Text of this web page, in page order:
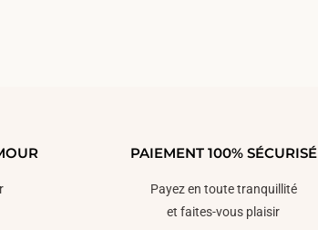
PAIEMENT 100% SÉCURISÉ
Payez en toute tranquillité
et faites-vous plaisir